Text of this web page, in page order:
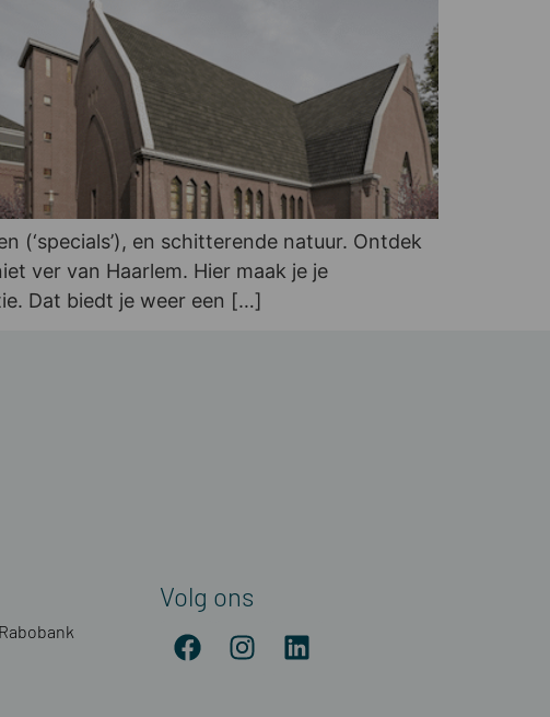
(‘specials’), en schitterende natuur. Ontdek
ver van Haarlem. Hier maak je je
Dat biedt je weer een […]
Volg ons